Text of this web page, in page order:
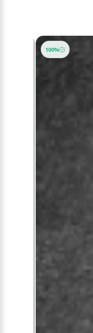
100%